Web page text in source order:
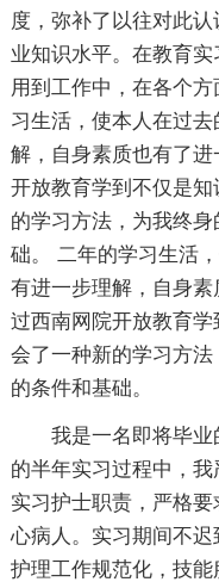
度，弥补了以往对此
业知识水平。在教育
用到工作中，在各个
习生活，使本人在过
解，自身素质也有了
开放教育学到不仅是
的学习方法，为我终
础。 二年的学习生活
有进一步理解，自身
过西南网院开放教育
会了一种新的学习方
的条件和基础。
我是一名即将毕
的半年实习过程中，
实习护士职责，严格
心病人。实习期间不
护理工作规范化，技